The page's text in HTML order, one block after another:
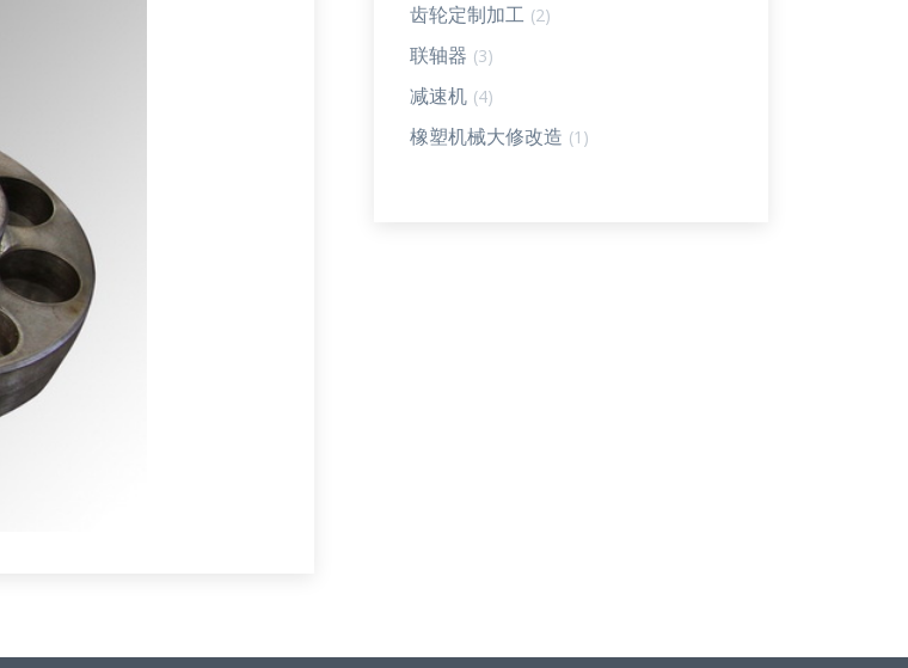
齿轮定制加工 (2)
联轴器 (3)
减速机 (4)
橡塑机械大修改造 (1)